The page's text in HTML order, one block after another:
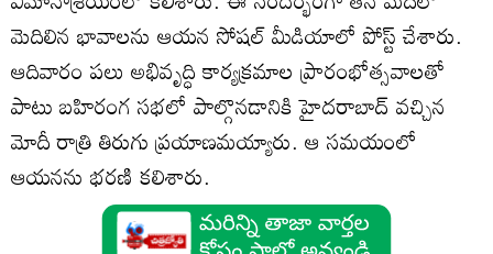
మెదిలిన భావాలను ఆయన సోషల్ మీడియాలో పోస్ట్ చేశారు.
ఆదివారం పలు అభివృద్ధి కార్యక్రమాల ప్రారంభోత్సవాలతో
పాటు బహిరంగ సభలో పాల్గొనడానికి హైదరాబాద్ వచ్చిన
మోదీ రాత్రి తిరుగు ప్రయాణమయ్యారు. ఆ సమయంలో
ఆయనను భరణి కలిశారు.